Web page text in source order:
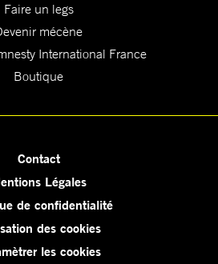
Faire un legs
mécène
International France
Boutique
Contact
Légales
de confidentialité
des cookies
les cookies